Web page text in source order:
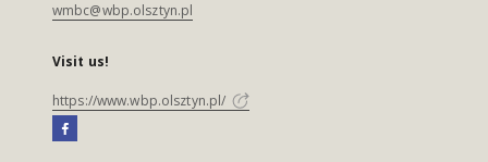
wmbc@wbp.olsztyn.pl
Visit us!
https://www.wbp.olsztyn.pl/